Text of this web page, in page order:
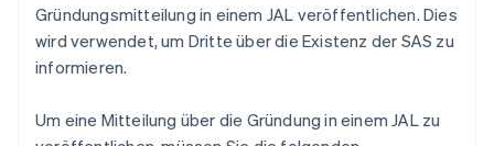
Gründungsmitteilung in einem JAL veröffentlichen. Dies
wird verwendet, um Dritte über die Existenz der SAS zu
informieren.
Um eine Mitteilung über die Gründung in einem JAL zu